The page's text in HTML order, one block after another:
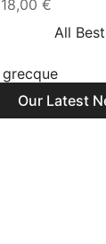
18,00 €
All
Our Latest